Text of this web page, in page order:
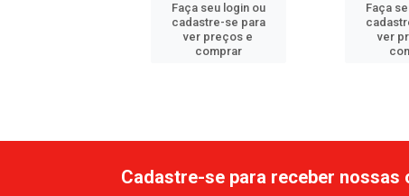
Faça seu login ou
cadastre-se para
ver preços e
comprar
Faça
ver
Cadastre-se para receber nossas